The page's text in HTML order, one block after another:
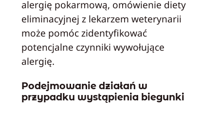
alergię pokarmową, omówienie diety
eliminacyjnej z lekarzem weterynarii
może pomóc zidentyfikować
potencjalne czynniki wywołujące
alergię.
Podejmowanie działań w
przypadku wystąpienia biegunki